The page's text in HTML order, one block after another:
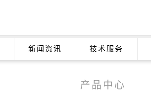
新闻资讯 技术服务
产品中心